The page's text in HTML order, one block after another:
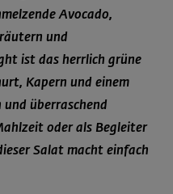
Avocado,
und
ist das herrlich grüne
Kapern und einem
überraschend
oder als Begleiter
Salat macht einfach